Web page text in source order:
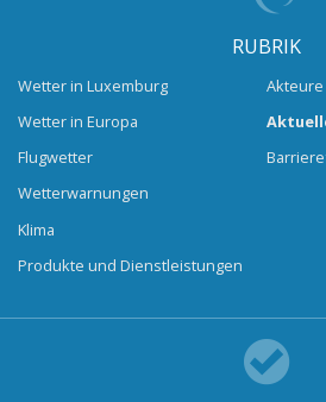
RUBRIK
Wetter in Luxemburg
Wetter in Europa
Flugwetter
Wetterwarnungen
Klima
Produkte und Dienstleistungen
Akteure